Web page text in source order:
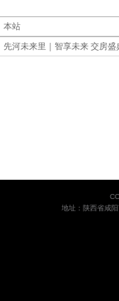
本站
先河未来里｜智享未来 交房盛
地址：陕西省咸